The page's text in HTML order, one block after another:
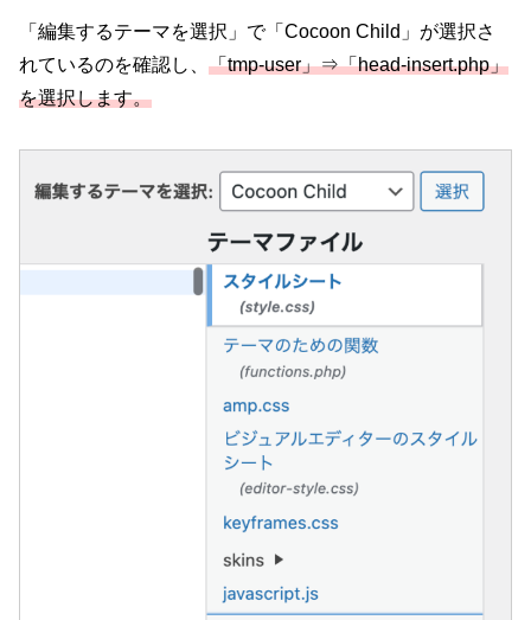
「編集するテーマを選択」で「Cocoon Child」が選択さ
れているのを確認し、 「tmp-user」⇒「head-insert.php」
を選択します。